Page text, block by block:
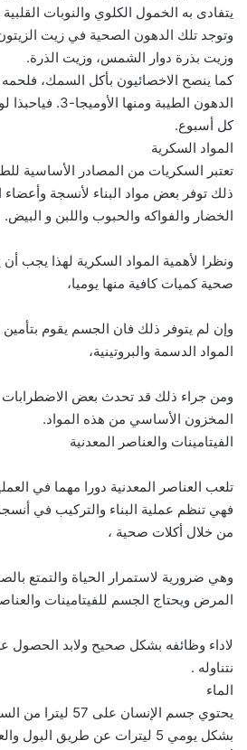
يتفادى به الخمول الكلوي والنوبات القلبية
وتوجد تلك الدهون الصحية في زيت
وزيت بذرة دوار الشمس، وزيت الذرة.
كما ينصح الاخصائيون بأكل السمك،
الدهون الطيبة
كل أسبوع.
المواد السكرية
تعتبر السكريات من المصادر الأساسية
ذلك توفر بعض مواد البناء لأنسجة
الخضار والفواكه والحبوب واللبن و البيض.
ونظرا لأهمية المواد السكرية لهذا يجب
صحية كميات كافية منها يوميا،
وإن لم يتوفر ذلك فان الجسم يقوم بتأمين
المواد الدسمة والبروتينية،
ومن جراء ذلك قد تحدث بعض
المخزون الأساسي من هذه المواد.
الفيتامينات والعناصر المعدنية
تلعب العناصر المعدنية دورا مهما في
فهي تنظم عملية البناء والتركيب في
من خلال أكلات صحية ،
وهي ضرورية لاستمرار الحياة والتمتع
المرض ويحتاج الجسم للفيتامينات
لاداء وظائفه بشكل صحيح ولابد الحصول
نتناوله .
الماء
يحتوي جسم الإنسان
بشكل يومي 5 ليترات عن طريق